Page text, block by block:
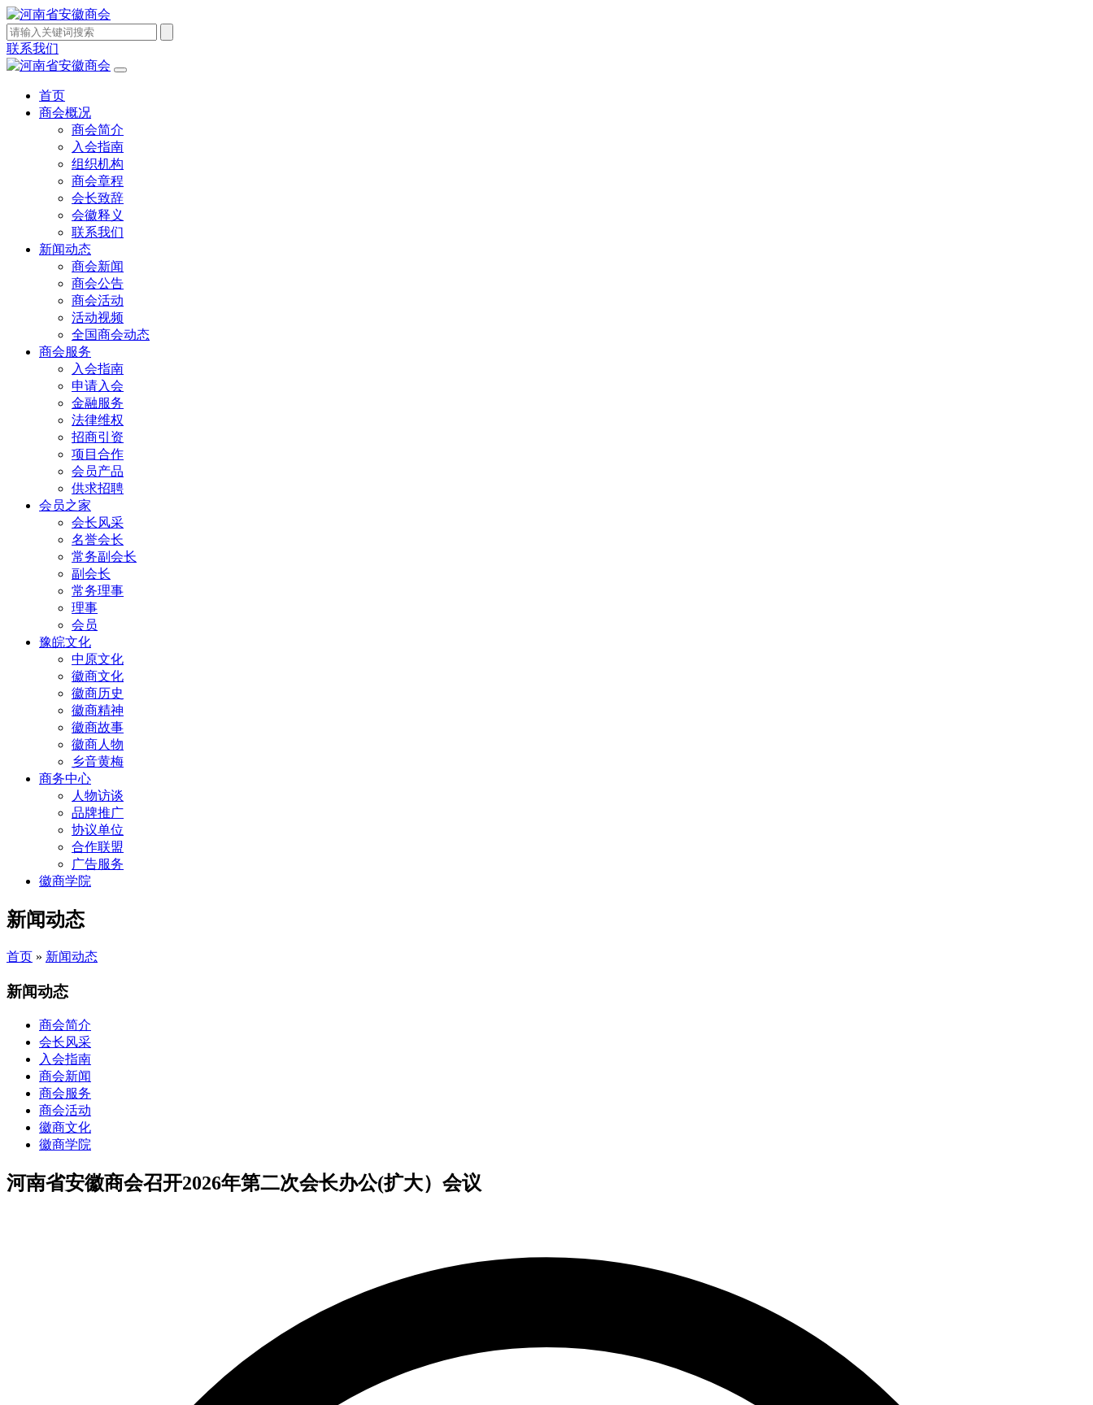
联系我们
首页
商会概况
商会简介
入会指南
组织机构
商会章程
会长致辞
会徽释义
联系我们
新闻动态
商会新闻
商会公告
商会活动
活动视频
全国商会动态
商会服务
入会指南
申请入会
金融服务
法律维权
招商引资
项目合作
会员产品
供求招聘
会员之家
会长风采
名誉会长
常务副会长
副会长
常务理事
理事
会员
豫皖文化
中原文化
徽商文化
徽商历史
徽商精神
徽商故事
徽商人物
乡音黄梅
商务中心
人物访谈
品牌推广
协议单位
合作联盟
广告服务
徽商学院
新闻动态
首页 » 新闻动态
新闻动态
商会简介
会长风采
入会指南
商会新闻
商会服务
商会活动
徽商文化
徽商学院
河南省安徽商会召开2026年第二次会长办公(扩大）会议